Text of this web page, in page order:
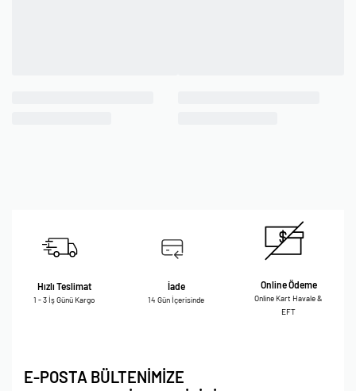
Hızlı Teslimat
1 - 3 İş Günü Kargo
İade
14 Gün İçerisinde
Online Ödeme
Online Kart Havale &
EFT
E-POSTA BÜLTENİMİZE